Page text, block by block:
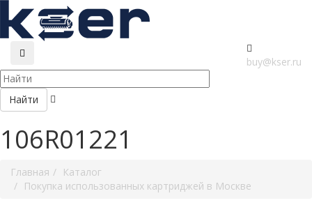
buy@kser.ru
Найти
106R01221
Главная
Каталог
Покупка использованных картриджей в Москве